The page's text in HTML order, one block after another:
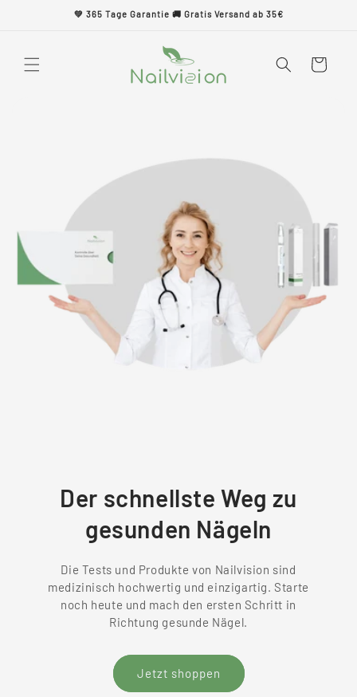
💚 365 Tage Garantie 🚚 Gratis Versand ab 35€
Warenkorb
Der schnellste Weg zu
gesunden Nägeln
Die Tests und Produkte von Nailvision sind
medizinisch hochwertig und einzigartig. Starte
noch heute und mach den ersten Schritt in
Richtung gesunde Nägel.
Jetzt shoppen